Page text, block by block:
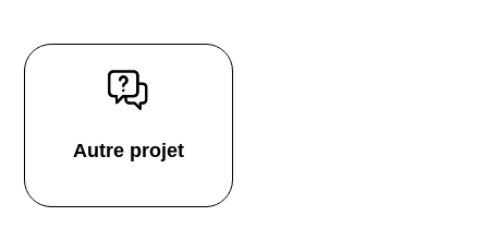
Autre projet